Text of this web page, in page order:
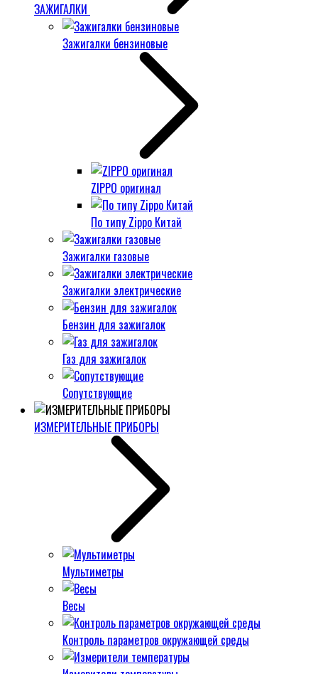
ЗАЖИГАЛКИ
Зажигалки бензиновые
ZIPPO оригинал
По типу Zippo Китай
Зажигалки газовые
Зажигалки электрические
Бензин для зажигалок
Газ для зажигалок
Сопутствующие
ИЗМЕРИТЕЛЬНЫЕ ПРИБОРЫ
Мультиметры
Весы
Контроль параметров окружающей среды